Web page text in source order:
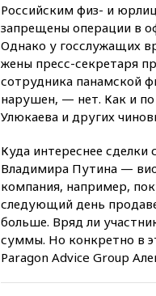
Российским физ- и
запрещены операции в
Однако у госслужащих
жены пресс-секретаря
сотрудника панамской
нарушен, — нет. Как и
Улюкаева и других
Куда интереснее
Владимира Путина —
компания, например,
следующий день
больше. Вряд ли
суммы. Но конкретно в
Paragon Advice Group